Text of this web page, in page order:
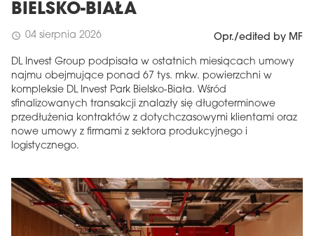
BIELSKO-BIAŁA
schedule 04 sierpnia 2026 Opr./edited by MF
DL Invest Group podpisała w ostatnich miesiącach umowy
najmu obejmujące ponad 67 tys. mkw. powierzchni w
kompleksie DL Invest Park Bielsko-Biała. Wśród
sfinalizowanych transakcji znalazły się długoterminowe
przedłużenia kontraktów z dotychczasowymi klientami oraz
nowe umowy z firmami z sektora produkcyjnego i
logistycznego.